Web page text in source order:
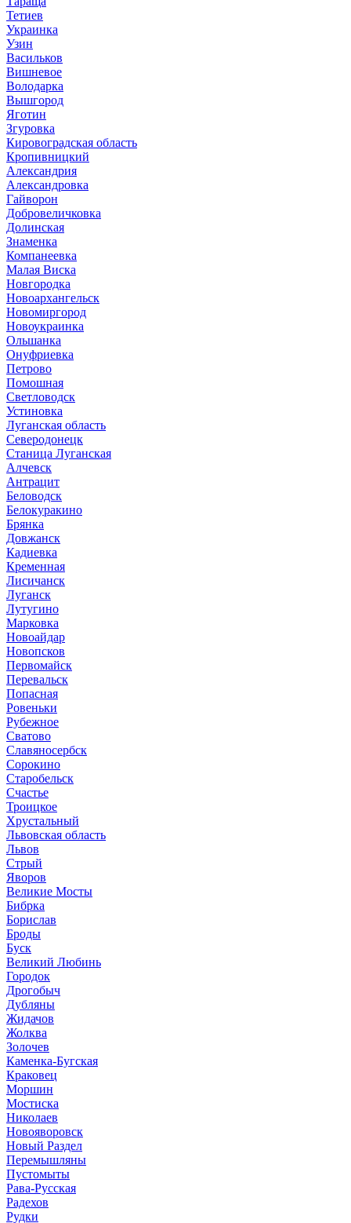
Тетиев
Украинка
Узин
Васильков
Вишневое
Володарка
Вышгород
Яготин
Згуровка
Кировоградская область
Кропивницкий
Александрия
Александровка
Гайворон
Добровеличковка
Долинская
Знаменка
Компанеевка
Малая Виска
Новгородка
Новоархангельск
Новомиргород
Новоукраинка
Ольшанка
Онуфриевка
Петрово
Помошная
Светловодск
Устиновка
Луганская область
Северодонецк
Станица Луганская
Алчевск
Антрацит
Беловодск
Белокуракино
Брянка
Довжанск
Кадиевка
Кременная
Лисичанск
Луганск
Лутугино
Марковка
Новоайдар
Новопсков
Первомайск
Перевальск
Попасная
Ровеньки
Рубежное
Сватово
Славяносербск
Сорокино
Старобельск
Счастье
Троицкое
Хрустальный
Львовская область
Львов
Стрый
Яворов
Великие Мосты
Бибрка
Борислав
Броды
Буск
Великий Любинь
Городок
Дрогобыч
Дубляны
Жидачов
Жолква
Золочев
Каменка-Бугская
Краковец
Моршин
Мостиска
Николаев
Новояворовск
Новый Раздел
Перемышляны
Пустомыты
Рава-Русская
Радехов
Рудки